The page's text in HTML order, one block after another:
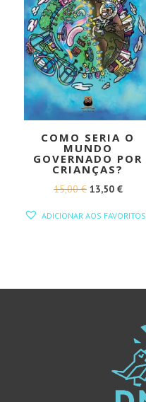
COMO SERIA O
MUNDO
GOVERNADO POR
CRIANÇAS?
15,00€ O
13,50 €O
ADICIONAR AOS FAVORITOS